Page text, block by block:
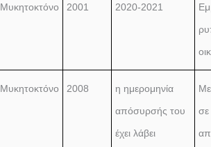
Μυκητοκτόνο 2001 2020-2021
Μυκητοκτόνο 2008
η ημερομηνία
απόσυρσής του
έχει λάβει